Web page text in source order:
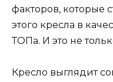
факторов,
этого кресла в
ТОПа. И это не
Кресло выглядит